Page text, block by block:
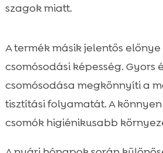
szagok miatt.
A termék másik jelentős
csomósodási képesség. Gyors
csomósodása megkönnyíti a
tisztítási folyamatát. A
csomók higiénikusabb